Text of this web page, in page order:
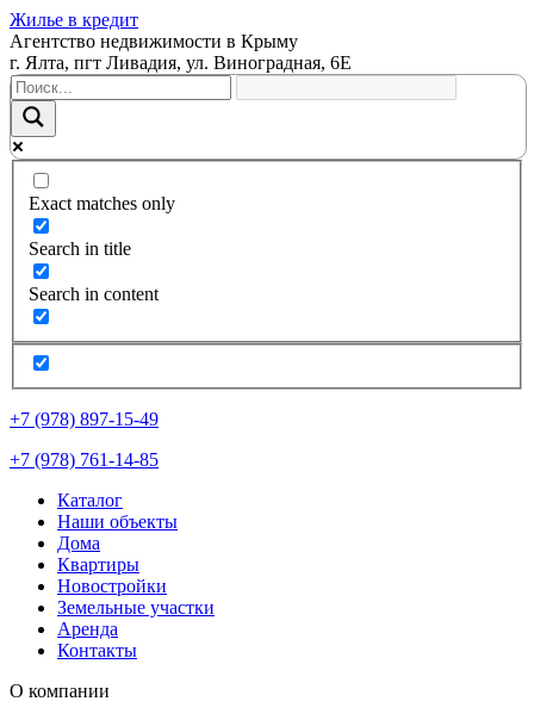
Жилье в кредит
Агентство недвижимости в Крыму
г. Ялта, пгт Ливадия, ул. Виноградная, 6Е
Exact matches only
Search in title
Search in content
+7 (978) 897-15-49
+7 (978) 761-14-85
Каталог
Наши объекты
Дома
Квартиры
Новостройки
Земельные участки
Аренда
Контакты
О компании